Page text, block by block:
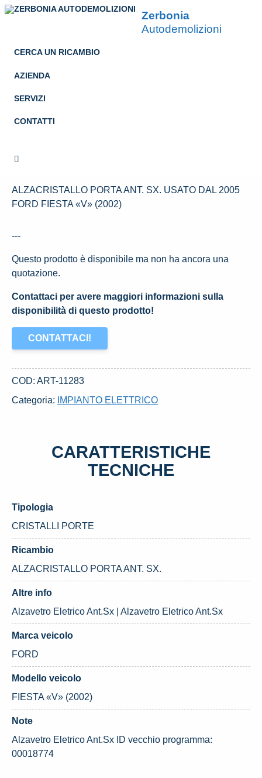
Zerbonia
Autodemolizioni
CERCA UN RICAMBIO
AZIENDA
SERVIZI
CONTATTI
ALZACRISTALLO PORTA
FORD FIESTA «V» (2002)
ALZACRISTALLO PORTA ANT. SX. USATO DAL 2005
FORD FIESTA «V» (2002)
---
Questo prodotto è disponibile ma non ha ancora una
quotazione.
Contattaci per avere maggiori informazioni sulla
disponibilità di questo prodotto!
CONTATTACI!
COD: ART-11283
Categoria:
IMPIANTO ELETTRICO
CARATTERISTICHE
TECNICHE
Tipologia
CRISTALLI PORTE
Ricambio
ALZACRISTALLO PORTA ANT. SX.
Altre info
Alzavetro Eletrico Ant.Sx | Alzavetro Eletrico Ant.Sx
Marca veicolo
FORD
Modello veicolo
FIESTA «V» (2002)
Note
Alzavetro Eletrico Ant.Sx ID vecchio programma:
00018774